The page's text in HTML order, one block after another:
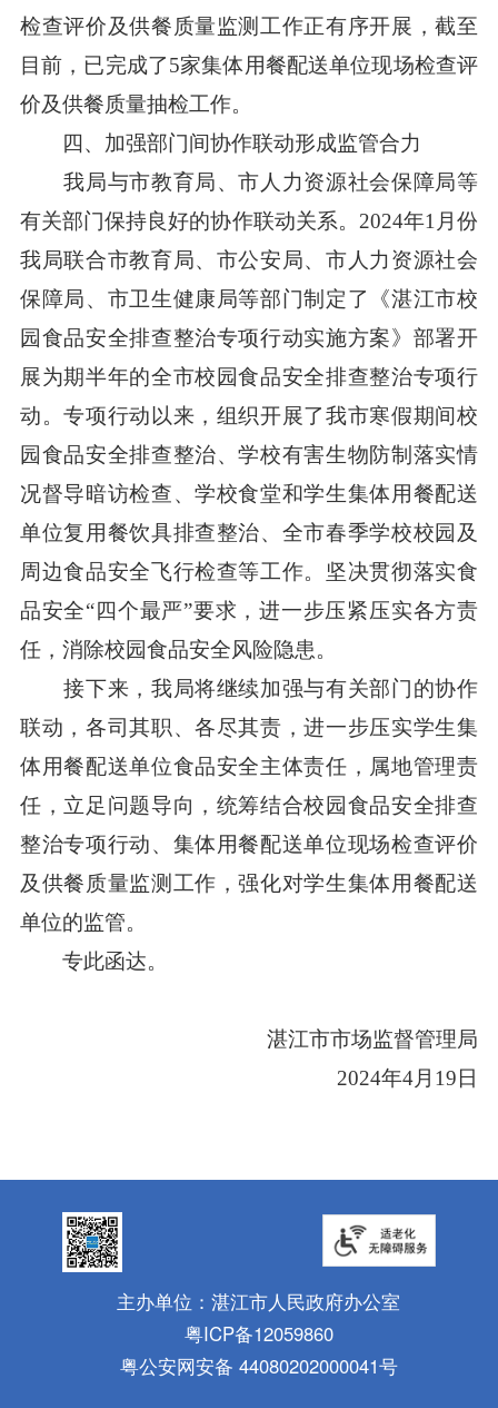
检查评价及供餐质量监测工作正有序开展，截至
目前，已完成了5家集体用餐配送单位现场检查评
价及供餐质量抽检工作。
四、加强部门间协作联动形成监管合力
我局与市教育局、市人力资源社会保障局等
有关部门保持良好的协作联动关系。2024年1月份
我局联合市教育局、市公安局、市人力资源社会
保障局、市卫生健康局等部门制定了《湛江市校
园食品安全排查整治专项行动实施方案》部署开
展为期半年的全市校园食品安全排查整治专项行
动。专项行动以来，组织开展了我市寒假期间校
园食品安全排查整治、学校有害生物防制落实情
况督导暗访检查、学校食堂和学生集体用餐配送
单位复用餐饮具排查整治、全市春季学校校园及
周边食品安全飞行检查等工作。坚决贯彻落实食
品安全“四个最严”要求，进一步压紧压实各方责
任，消除校园食品安全风险隐患。
接下来，我局将继续加强与有关部门的协作
联动，各司其职、各尽其责，进一步压实学生集
体用餐配送单位食品安全主体责任，属地管理责
任，立足问题导向，统筹结合校园食品安全排查
整治专项行动、集体用餐配送单位现场检查评价
及供餐质量监测工作，强化对学生集体用餐配送
单位的监管。
专此函达。
湛江市市场监督管理局
2024年4月19日
主办单位：湛江市人民政府办公室
粤ICP备12059860
粤公安网安备 44080202000041号